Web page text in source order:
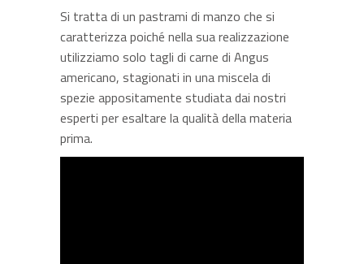
Si tratta di un pastrami di manzo che si
caratterizza poiché nella sua realizzazione
utilizziamo solo tagli di carne di Angus
americano, stagionati in una miscela di
spezie appositamente studiata dai nostri
esperti per esaltare la qualità della materia
prima.